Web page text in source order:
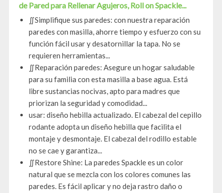
de Pared para Rellenar Agujeros, Roll on Spackle...
∬Simplifique sus paredes: con nuestra reparación
paredes con masilla, ahorre tiempo y esfuerzo con su
función fácil usar y desatornillar la tapa. No se
requieren herramientas...
∬Reparación paredes: Asegure un hogar saludable
para su familia con esta masilla a base agua. Está
libre sustancias nocivas, apto para madres que
priorizan la seguridad y comodidad...
usar: diseño hebilla actualizado. El cabezal del cepillo
rodante adopta un diseño hebilla que facilita el
montaje y desmontaje. El cabezal del rodillo estable
no se cae y garantiza...
∬Restore Shine: La paredes Spackle es un color
natural que se mezcla con los colores comunes las
paredes. Es fácil aplicar y no deja rastro daño o